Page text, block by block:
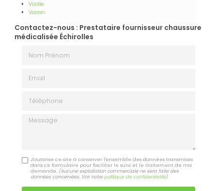
Vizille
Voiron
Contactez-nous : Prestataire fournisseur chaussure
médicalisée Échirolles
Message
J'autorise ce site à conserver l'ensemble des données transmises
dans ce formulaire pour faciliter le suivi et le traitement de ma
demande. (Aucune exploitation commerciale ne sera faite des
données concervées. Voir notre politique de confidentialité)